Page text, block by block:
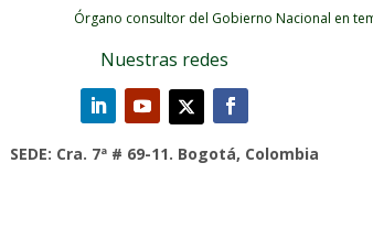
Órgano consultor del Gobierno Nacional en
Nuestras redes
SEDE: Cra. 7ª # 69-11. Bogotá, Colombia